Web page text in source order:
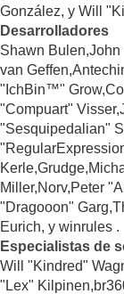
González, y Will
Desarrolladores
Shawn
van
"IchBin™"
"Compuart"
"Sesquipedalian"
Miller,Norv,Peter
"Dragooon"
Eurich, y winrules .
Especialistas de
Will "Kindred"
"Lex"